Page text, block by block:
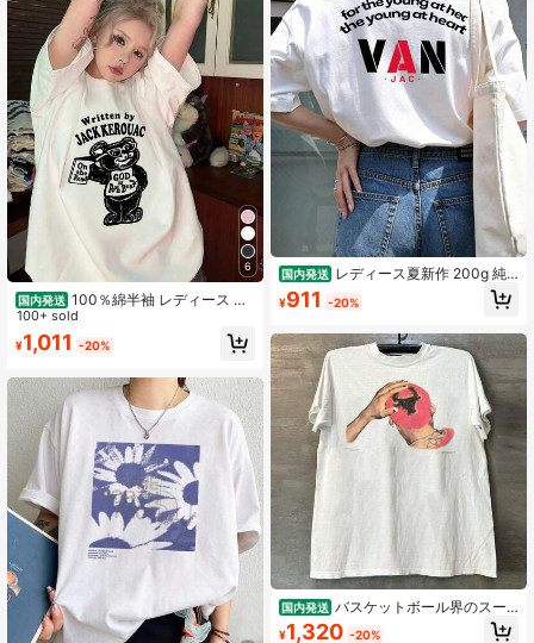
6
国内発送 100％綿半袖 レディース プ
リント韓国風トップス 春夏新作 ゆっ
たり通気性tシャツ Y2Kトップス 韓
国風ラウンドネックTシャツ 国内発
100+ sold
¥1,011 -20%
国内発送 レディース夏新作 200g 純
綿丸首半袖 T シャツ、美しいプリン
ト柄、カップルコーデ対応、インナ
地も抜群、色落ちしにくく、ゆった
りシルエットで万能に使えます。
¥911 -20%
国内発送 バスケットボール界のスー
パースター,デニス・ロッドマンは,ア
¥1,320 -20%